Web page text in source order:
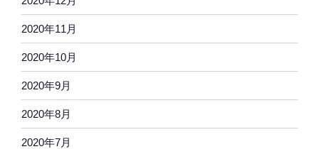
2020年11月
2020年10月
2020年9月
2020年8月
2020年7月